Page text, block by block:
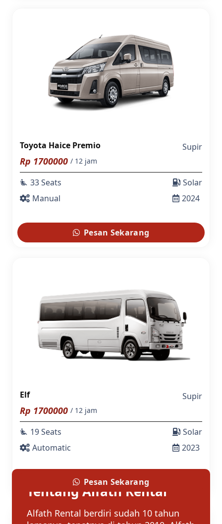
Toyota Haice Premio Supir
Rp 1700000 / 12 jam
airline_seat_recline_extra 33 Seats
Manual
Solar
2024
Pesan Sekarang
Elf Supir
Rp 1700000 / 12 jam
airline_seat_recline_extra 19 Seats
Automatic
Solar
2023
Pesan Sekarang
Tentang Alfath Rental
Alfath Rental berdiri sudah 10 tahun